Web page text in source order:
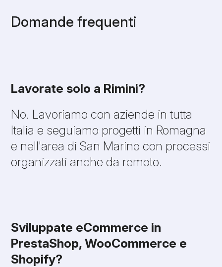
Domande frequenti
Lavorate solo a Rimini?
No. Lavoriamo con aziende in tutta
Italia e seguiamo progetti in Romagna
e nell'area di San Marino con processi
organizzati anche da remoto.
Sviluppate eCommerce in
PrestaShop, WooCommerce e
Shopify?